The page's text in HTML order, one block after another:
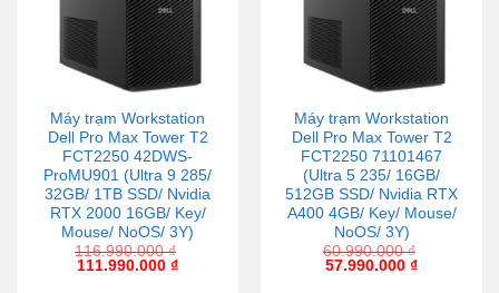
Máy trạm Workstation
Dell Pro Max Tower T2
FCT2250 42DWS-
ProMU901 (Ultra 9 285/
32GB/ 1TB SSD/ Nvidia
RTX 2000 16GB/ Key/
Mouse/ NoOS/ 3Y)
116.990.000₫
111.990.000 ₫
Máy trạm Workstation
Dell Pro Max Tower T2
FCT2250 71101467
(Ultra 5 235/ 16GB/
512GB SSD/ Nvidia RTX
A400 4GB/ Key/ Mouse/
NoOS/ 3Y)
60.990.000₫
57.990.000 ₫